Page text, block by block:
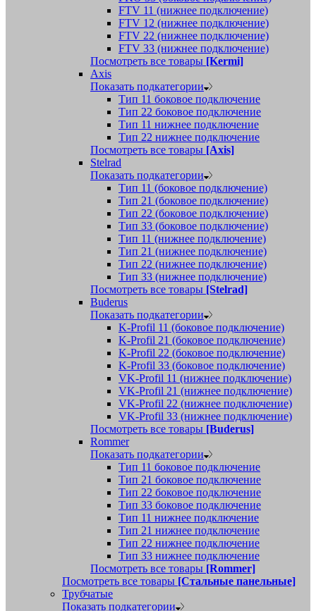
FTV 11 (нижнее подключение)
FTV 12 (нижнее подключение)
FTV 22 (нижнее подключение)
FTV 33 (нижнее подключение)
Посмотреть все товары [Kermi]
Axis
Показать подкатегории
Тип 11 боковое подключение
Тип 22 боковое подключение
Тип 11 нижнее подключение
Тип 22 нижнее подключение
Посмотреть все товары [Axis]
Stelrad
Показать подкатегории
Tип 11 (боковое подключение)
Тип 21 (боковое подключение)
Тип 22 (боковое подключение)
Тип 33 (боковое подключение)
Тип 11 (нижнее подключение)
Тип 21 (нижнее подключение)
Тип 22 (нижнее подключение)
Тип 33 (нижнее подключение)
Посмотреть все товары [Stelrad]
Buderus
Показать подкатегории
K-Profil 11 (боковое подключение)
K-Profil 21 (боковое подключение)
K-Profil 22 (боковое подключение)
K-Profil 33 (боковое подключение)
VK-Profil 11 (нижнее подключение)
VK-Profil 21 (нижнее подключение)
VK-Profil 22 (нижнее подключение)
VK-Profil 33 (нижнее подключение)
Посмотреть все товары [Buderus]
Rommer
Показать подкатегории
Тип 11 боковое подключение
Тип 21 боковое подключение
Тип 22 боковое подключение
Тип 33 боковое подключение
Тип 11 нижнее подключение
Тип 21 нижнее подключение
Тип 22 нижнее подключение
Тип 33 нижнее подключение
Посмотреть все товары [Rommer]
Посмотреть все товары [Стальные панельные]
Трубчатые
Показать подкатегории